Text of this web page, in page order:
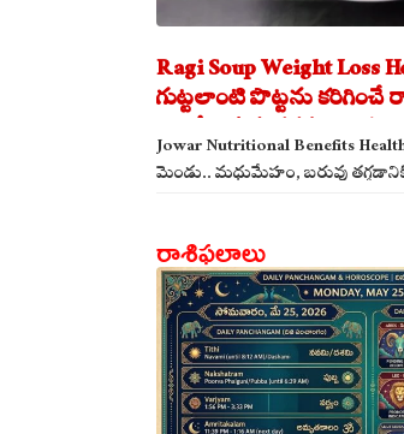
Ragi Soup Weight Loss
గుట్టలాంటి పొట్టను కరిగించే
తాగితే బరువు తగ్గడం ఖాయం!
Jowar Nutritional Benefits
మెండు.. మధుమేహం, బరువు
రాశిఫలాలు